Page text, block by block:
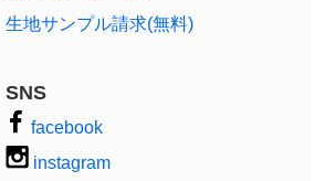
生地サンプル請求(無料)
SNS
facebook
instagram